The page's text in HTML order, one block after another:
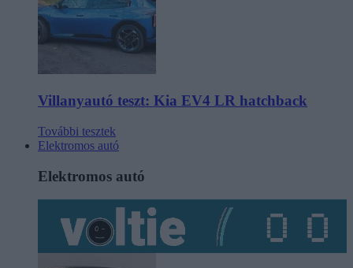
Villanyautó teszt: Kia EV4 LR hatchback
További tesztek
Elektromos autó
Elektromos autó